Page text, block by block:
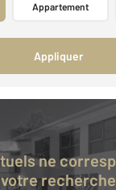
Appartement
Appliquer
votre recherche